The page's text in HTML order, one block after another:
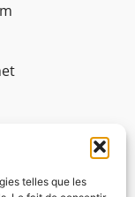
telles que les